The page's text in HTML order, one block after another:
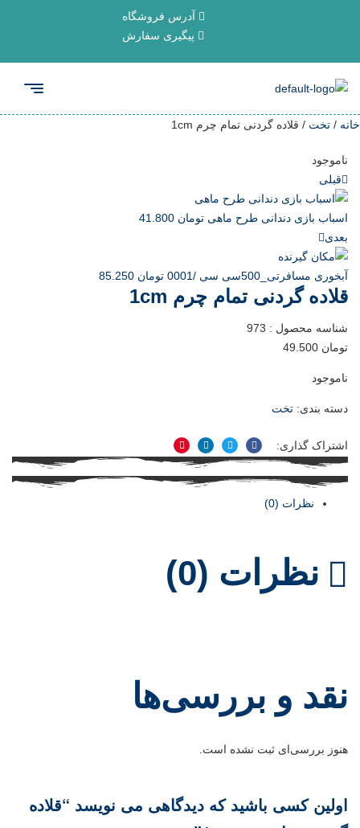
آدرس فروشگاه
پیگیری سفارش
خانه / تخت / قلاده گردنی تمام چرم 1cm
ناموجود
قبلی
اسباب بازی دندانی طرح ماهی تومان
بعدی
آبخوری مسافرتی_500سی سی /0001 تومان
قلاده گردنی تمام چرم 1cm
شناسه محصول : 973
تومان
ناموجود
دسته بندی: تخت
اشتراک گذاری:
فیسبوکتوییترلینکدینپینترست
نظرات (0)
نظرات (0)
نقد و بررسی‌ها
هنوز بررسی‌ای ثبت نشده است.
اولین کسی باشید که دیدگاهی می نویسد “قلاده